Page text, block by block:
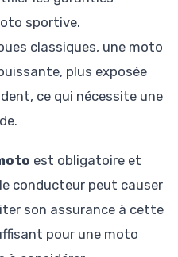
sportive.
classiques, une moto
plus exposée
ce qui nécessite une
est obligatoire et
conducteur peut causer
son assurance à cette
pour une moto